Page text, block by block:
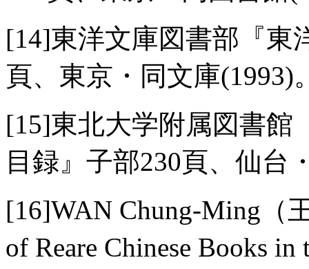
[14]東洋文庫図書部『東
頁、東京・同文庫(1993)
[15]東北大学附属図書館
目録』子部230頁、仙台
[16]WAN Chung-Ming（
of Reare Chinese Books